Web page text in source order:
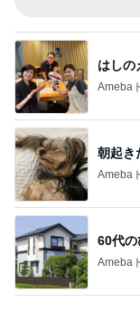
朝起き
Ameba
60代の
Ameba